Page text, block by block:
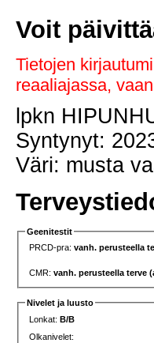
Voit
Tietojen
reaaliajassa,
lpkn
Syntynyt:
Väri: musta
Geenitestit
PRCD-pra:vanh. perusteella
CMR:vanh. perusteella terve
Nivelet ja luusto
Lonkat:B/B
Olkanivelet: